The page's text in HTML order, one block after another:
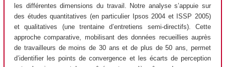
les différentes dimensions du travail. Notre analyse s’appuie sur
des études quantitatives (en particulier Ipsos 2004 et ISSP 2005)
et qualitatives (une trentaine d’entretiens semi-directifs). Cette
approche comparative, mobilisant des données recueillies auprès
de travailleurs de moins de 30 ans et de plus de 50 ans, permet
d’identifier les points de convergence et les écarts de perception